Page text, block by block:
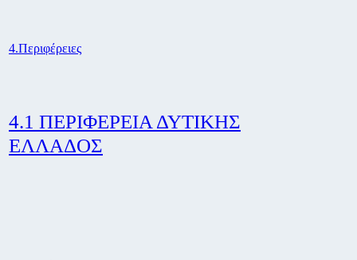
4.Περιφέρειες
4.1 ΠΕΡΙΦΕΡΕΙΑ ΔΥΤΙΚΗΣ
ΕΛΛΑΔΟΣ